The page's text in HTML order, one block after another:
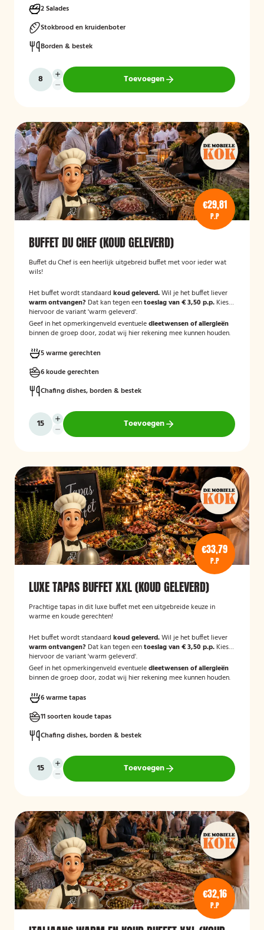
2 Salades
Stokbrood en kruidenboter
Borden & bestek
Toevoegen
€29,81
P.P
BUFFET DU CHEF (KOUD GELEVERD)
Buffet du Chef is een heerlijk uitgebreid buffet met voor ieder wat
wils!
Het buffet wordt standaard koud geleverd.Wil je het buffet liever
warm ontvangen? Dat kan tegen eentoeslag van € 3,50 p.p. Kies
hiervoor de variant 'warm geleverd'.
Geef in het opmerkingenveld eventueledieetwensen of allergieën
binnen de groep door, zodat wij hier rekening mee kunnen houden.
5 warme gerechten
6 koude gerechten
Chafing dishes, borden & bestek
Toevoegen
€33,79
P.P
LUXE TAPAS BUFFET XXL (KOUD GELEVERD)
Prachtige tapas in dit luxe buffet met een uitgebreide keuze in
warme en koude gerechten!
Het buffet wordt standaard koud geleverd.Wil je het buffet liever
warm ontvangen? Dat kan tegen eentoeslag van € 3,50 p.p. Kies
hiervoor de variant 'warm geleverd'.
Geef in het opmerkingenveld eventueledieetwensen of allergieën
binnen de groep door, zodat wij hier rekening mee kunnen houden.
6 warme tapas
11 soorten koude tapas
Chafing dishes, borden & bestek
Toevoegen
€32,16
P.P